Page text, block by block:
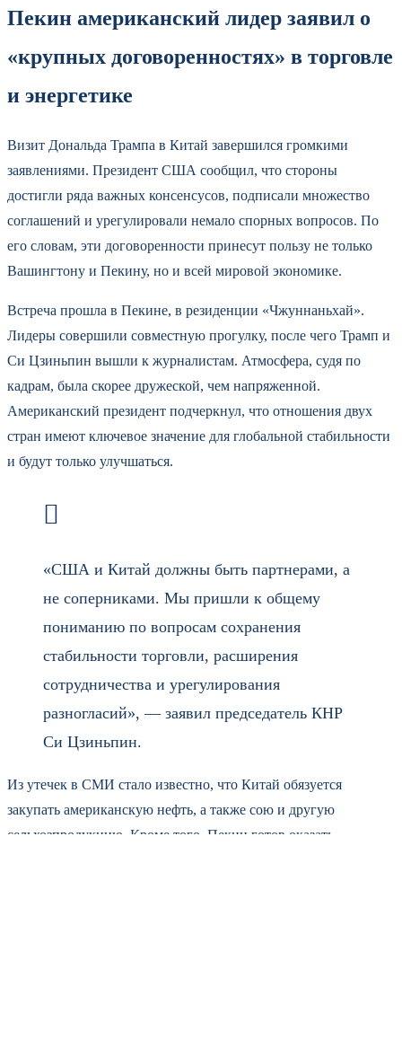
Пекин американский лидер заявил о
«крупных договоренностях» в торговле
и энергетике
Визит Дональда Трампа в Китай завершился громкими
заявлениями. Президент США сообщил, что стороны
достигли ряда важных консенсусов, подписали множество
соглашений и урегулировали немало спорных вопросов. По
его словам, эти договоренности принесут пользу не только
Вашингтону и Пекину, но и всей мировой экономике.
Встреча прошла в Пекине, в резиденции «Чжуннаньхай».
Лидеры совершили совместную прогулку, после чего Трамп и
Си Цзиньпин вышли к журналистам. Атмосфера, судя по
кадрам, была скорее дружеской, чем напряженной.
Американский президент подчеркнул, что отношения двух
стран имеют ключевое значение для глобальной стабильности
и будут только улучшаться.
«США и Китай должны быть партнерами, а
не соперниками. Мы пришли к общему
пониманию по вопросам сохранения
стабильности торговли, расширения
сотрудничества и урегулирования
разногласий», — заявил председатель КНР
Си Цзиньпин.
Из утечек в СМИ стало известно, что Китай обязуется
закупать американскую нефть, а также сою и другую
сельхозпродукцию. Кроме того, Пекин готов оказать